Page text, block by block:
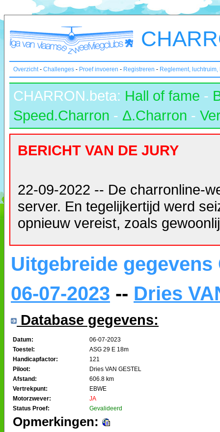
Overzicht- Challenges - Proef invoeren - Registreren - Reglement,
CHARRON.beta: Hall of fame -
Speed.Charron - Δ.Charron -
BERICHT VAN DE JURY
22-09-2022 -- De charronline-
server. En tegelijkertijd werd
opnieuw vereist, zoals
Uitgebreide
06-07-2023 -- Dries
Database gegevens:
Datum:
06-07-2023
Toestel:
ASG 29 E 18m
Handicapfactor:
121
Piloot:
Dries VAN GESTEL
Afstand:
606.8 km
Vertrekpunt:
EBWE
Motorzwever:
JA
Status Proef:
Gevalideerd
Opmerkingen: